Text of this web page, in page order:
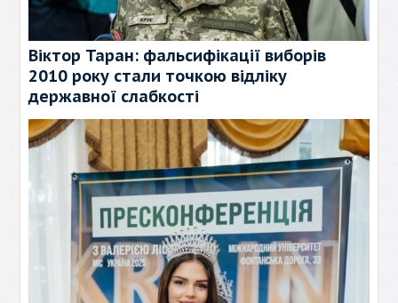
Віктор Таран: фальсифікації виборів
2010 року стали точкою відліку
державної слабкості